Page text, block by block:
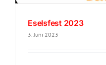
Eselsfest 2023
3. Juni 2023